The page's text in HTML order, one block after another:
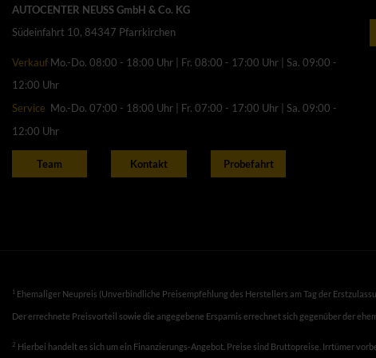
AUTOCENTER NEUSS GmbH & Co. KG
Südeinfahrt 10, 84347 Pfarrkirchen
Verkauf Mo.-Do. 08:00 - 18:00 Uhr | Fr. 08:00 - 17:00 Uhr | Sa. 09:00 -
12:00 Uhr
Service Mo.-Do. 07:00 - 18:00 Uhr | Fr. 07:00 - 17:00 Uhr | Sa. 09:00 -
12:00 Uhr
Team Kontakt Probefahrt
1 Ehemaliger Neupreis (Unverbindliche Preisempfehlung des Herstellers am Tag der
Der errechnete Preisvorteil sowie die angegebene Ersparnis errechnet sich gegenüber der
2 Hierbei handelt es sich um ein Finanzierungs-Angebot. Preise sind Bruttopreise. Irrtümer